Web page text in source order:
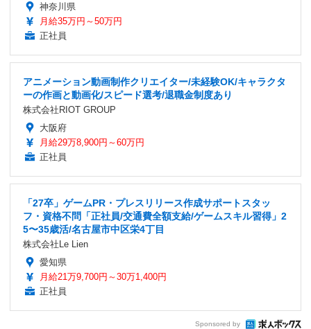
神奈川県
月給35万円～50万円
正社員
アニメーション動画制作クリエイター/未経験OK/キャラクタ
ーの作画と動画化/スピード選考/退職金制度あり
株式会社RIOT GROUP
大阪府
月給29万8,900円～60万円
正社員
「27卒」ゲームPR・プレスリリース作成サポートスタッ
フ・資格不問「正社員/交通費全額支給/ゲームスキル習得」2
5〜35歳活/名古屋市中区栄4丁目
株式会社Le Lien
愛知県
月給21万9,700円～30万1,400円
正社員
Sponsored by